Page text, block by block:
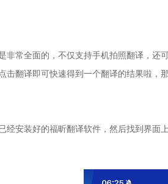
非常全面的，不仅支持手机拍照翻译，
击翻译即可快速得到一个翻译的结果啦，
经安装好的福昕翻译软件，然后找到界面